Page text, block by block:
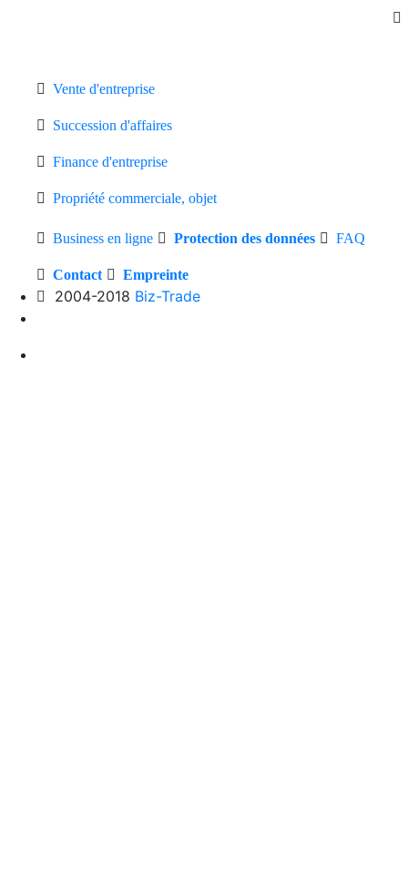
Vente d'entreprise
Succession d'affaires
Finance d'entreprise
Propriété commerciale, objet
Business en ligne Protection des données FAQ
Contact Empreinte
2004-2018 Biz-Trade